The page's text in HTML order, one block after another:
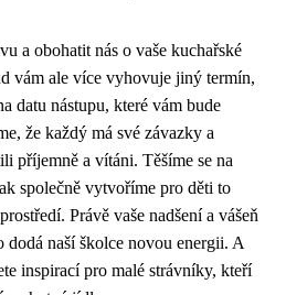
a obohatit nás o vaše kuchařské
vám ale více vyhovuje jiný termín,
datu nástupu, které vám bude
že každý má své závazky a
příjemně a vítáni. Těšíme se na
společně vytvoříme pro děti to
Právě vaše nadšení a vášeň
naší školce novou energii. A
inspirací pro malé strávníky, kteří